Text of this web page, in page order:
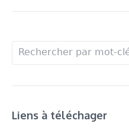
Liens à téléchager